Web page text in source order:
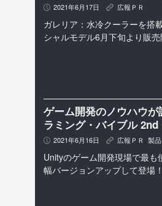
P 2021年6月17日 K 広報ＰＲ
ガレリア：水冷クーラーを搭
シャルモデル6月下旬より販
ゲーム開発のノウハウ
ラミング・バイブル
P 2021年6月16日 K 広報ＰＲ 製
Unityのゲーム開発現場で最
幅バージョンアップして登場